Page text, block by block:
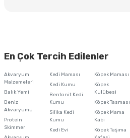
En Çok Tercih Edilenler
Akvaryum
Malzemeleri
Balık Yemi
Deniz
Akvaryumu
Protein
Skimmer
Kedi Maması
Kedi Kumu
Bentonit Kedi
Kumu
Silika Kedi
Kumu
Kedi Evi
Köpek Maması
Köpek
Kulübesi
Köpek Tasması
Köpek Mama
Kabı
Köpek Taşıma